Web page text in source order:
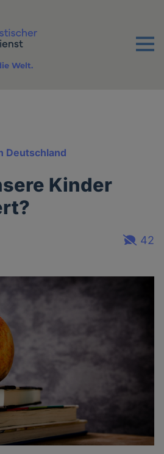
Menu
Welt.
Deutschland
Kinder
42